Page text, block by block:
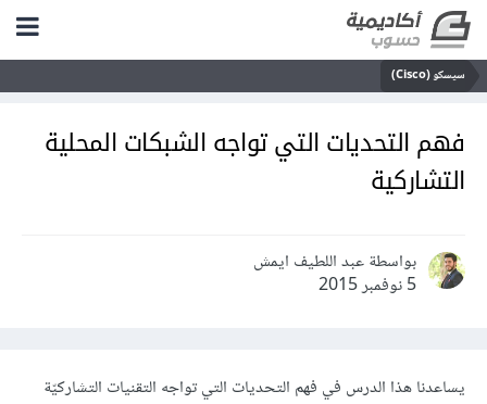
سيسكو (Cisco)
فهم التحديات التي تواجه الشبكات المحلية
التشاركية
بواسطة عبد اللطيف ايمش
5 نوفمبر 2015
يساعدنا هذا الدرس في فهم التحديات التي تواجه التقنيات التشاركيّة